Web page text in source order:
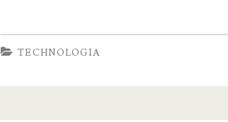
TECHNOLOGIA